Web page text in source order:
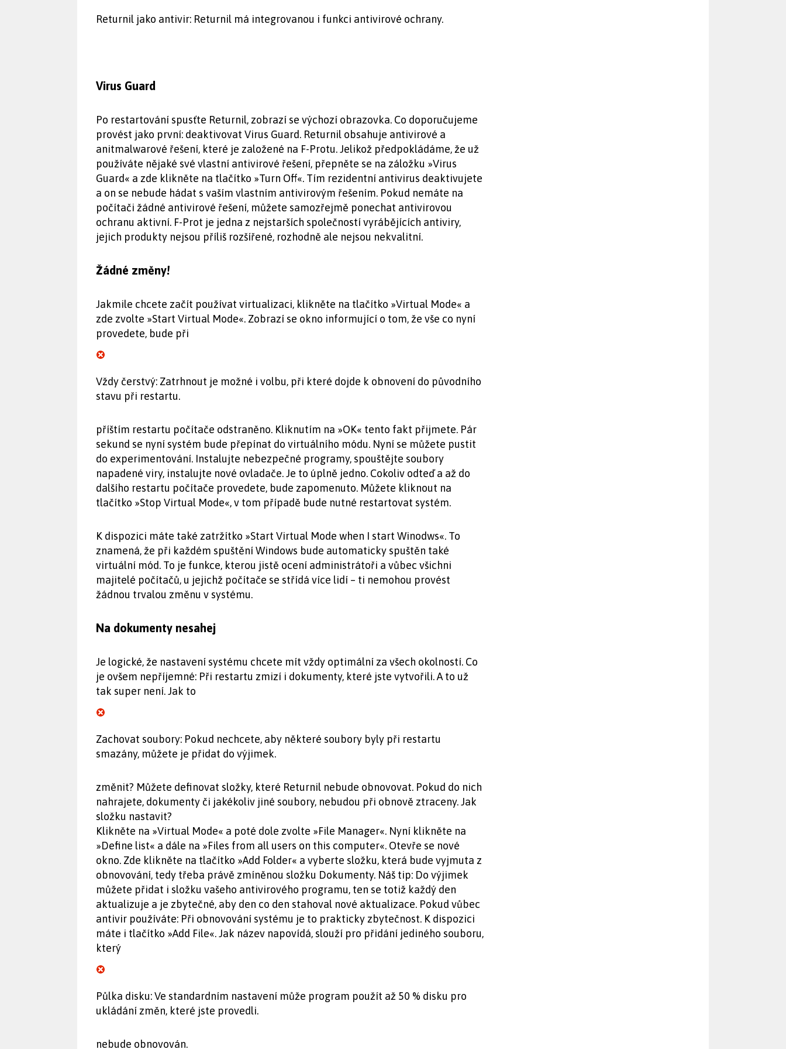
Returnil jako antivir: Returnil má integrovanou i funkci antivirové ochrany.
Virus Guard
Po restartování spusťte Returnil, zobrazí se výchozí obrazovka. Co doporučujeme
provést jako první: deaktivovat Virus Guard. Returnil obsahuje antivirové a
anitmalwarové řešení, které je založené na F-Protu. Jelikož předpokládáme, že už
používáte nějaké své vlastní antivirové řešení, přepněte se na záložku »Virus
Guard« a zde klikněte na tlačítko »Turn Off«. Tím rezidentní antivirus deaktivujete
a on se nebude hádat s vaším vlastním antivirovým řešením. Pokud nemáte na
počítači žádné antivirové řešení, můžete samozřejmě ponechat antivirovou
ochranu aktivní. F-Prot je jedna z nejstarších společností vyrábějících antiviry,
jejich produkty nejsou příliš rozšířené, rozhodně ale nejsou nekvalitní.
Žádné změny!
Jakmile chcete začít používat virtualizaci, klikněte na tlačítko »Virtual Mode« a
zde zvolte »Start Virtual Mode«. Zobrazí se okno informující o tom, že vše co nyní
provedete, bude při
Vždy čerstvý: Zatrhnout je možné i volbu, při které dojde k obnovení do původního
stavu při restartu.
příštím restartu počítače odstraněno. Kliknutím na »OK« tento fakt přijmete. Pár
sekund se nyní systém bude přepínat do virtuálního módu. Nyní se můžete pustit
do experimentování. Instalujte nebezpečné programy, spouštějte soubory
napadené viry, instalujte nové ovladače. Je to úplně jedno. Cokoliv odteď a až do
dalšího restartu počítače provedete, bude zapomenuto. Můžete kliknout na
tlačítko »Stop Virtual Mode«, v tom případě bude nutné restartovat systém.
K dispozici máte také zatržítko »Start Virtual Mode when I start Winodws«. To
znamená, že při každém spuštění Windows bude automaticky spuštěn také
virtuální mód. To je funkce, kterou jistě ocení administrátoři a vůbec všichni
majitelé počítačů, u jejichž počítače se střídá více lidí – ti nemohou provést
žádnou trvalou změnu v systému.
Na dokumenty nesahej
Je logické, že nastavení systému chcete mít vždy optimální za všech okolností. Co
je ovšem nepříjemné: Při restartu zmizí i dokumenty, které jste vytvořili. A to už
tak super není. Jak to
Zachovat soubory: Pokud nechcete, aby některé soubory byly při restartu
smazány, můžete je přidat do výjimek.
změnit? Můžete definovat složky, které Returnil nebude obnovovat. Pokud do nich
nahrajete, dokumenty či jakékoliv jiné soubory, nebudou při obnově ztraceny. Jak
složku nastavit?
Klikněte na »Virtual Mode« a poté dole zvolte »File Manager«. Nyní klikněte na
»Define list« a dále na »Files from all users on this computer«. Otevře se nové
okno. Zde klikněte na tlačítko »Add Folder« a vyberte složku, která bude vyjmuta z
obnovování, tedy třeba právě zmíněnou složku Dokumenty. Náš tip: Do výjimek
můžete přidat i složku vašeho antivirového programu, ten se totiž každý den
aktualizuje a je zbytečné, aby den co den stahoval nové aktualizace. Pokud vůbec
antivir používáte: Při obnovování systému je to prakticky zbytečnost. K dispozici
máte i tlačítko »Add File«. Jak název napovídá, slouží pro přidání jediného souboru,
který
Půlka disku: Ve standardním nastavení může program použít až 50 % disku pro
ukládání změn, které jste provedli.
nebude obnovován.